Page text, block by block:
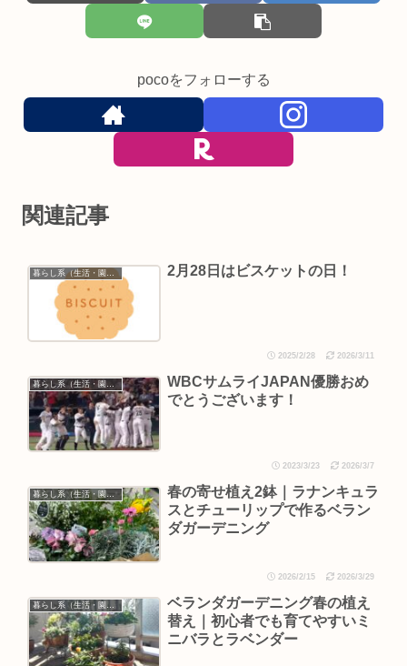
pocoをフォローする
関連記事
2月28日はビスケットの日！
2025/2/28 2026/3/11
WBCサムライJAPAN優勝おめ
でとうございます！
2023/3/23 2026/3/7
暮らし系（生活・園芸など）
春の寄せ植え2鉢｜ラナンキュラ
スとチューリップで作るベラン
ダガーデニング
2026/2/15 2026/3/29
暮らし系（生活・園芸など）
ベランダガーデニング春の植え
替え｜初心者でも育てやすいミ
ニバラとラベンダー